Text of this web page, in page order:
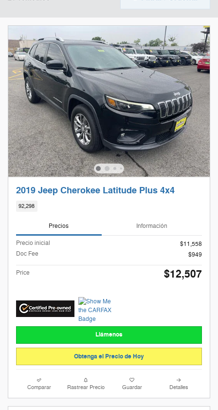
2019 Jeep Cherokee Latitude Plus 4x4
92,298
Precios Información
Precio inicial
$11,558
Doc Fee
$949
Price $12,507
Llámenos
Obtenga el Precio de Hoy
Comparar Rastrear Precio Guardar Detalles